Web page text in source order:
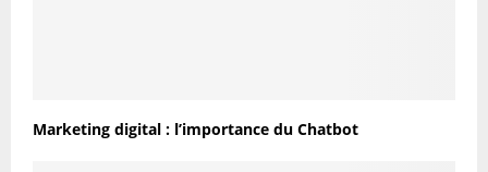
Marketing digital : l’importance du Chatbot